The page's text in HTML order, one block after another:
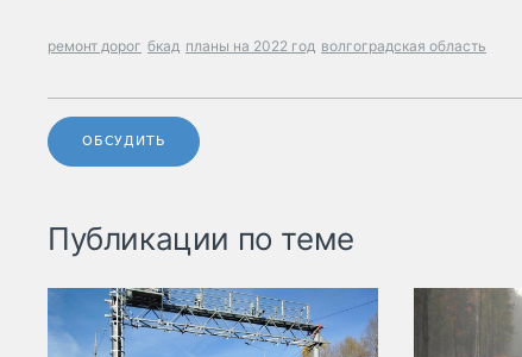
ремонт дорог бкад планы на 2022 год волгоградская область
ОБСУДИТЬ
Публикации по теме